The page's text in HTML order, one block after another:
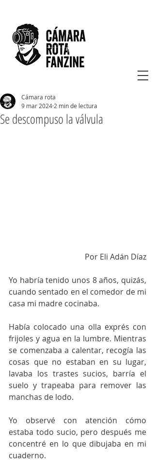
Se descompuso la válvula
Cámara rota
9 mar 2024 2 min de lectura
Por Eli Adán Díaz
Yo habría tenido unos 8 años, quizás,
cuando sentado en el comedor de mi
casa mi madre cocinaba.
Había colocado una olla exprés con
frijoles y agua en la lumbre. Mientras
se comenzaba a calentar, recogía las
cosas que no estaban en su lugar,
lavaba los trastes sucios, barría el
suelo y trapeaba para remover las
manchas de lodo.
Yo observé con atención cómo
estaba todo sucio, pero después me
concentré en lo que dibujaba en mi
cuaderno.